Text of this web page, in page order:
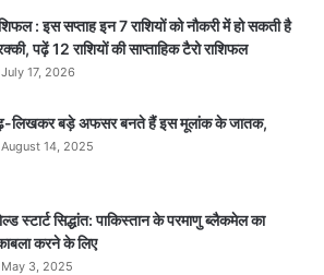
: इस सप्ताह इन 7 राशियों को नौकरी में हो सकती है
पढ़ें 12 राशियों की साप्ताहिक टैरो राशिफल
July 17, 2026
लिखकर बड़े अफसर बनते हैं इस मूलांक के जातक,
August 14, 2025
स्टार्ट सिद्धांत: पाकिस्तान के परमाणु ब्लैकमेल का
करने के लिए
May 3, 2025